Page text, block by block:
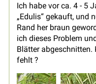
Ich habe vor ca. 4 - 5
„Edulis“ gekauft, und
Rand her braun
ich dieses Problem
Blätter abgeschnitten.
fehlt ?